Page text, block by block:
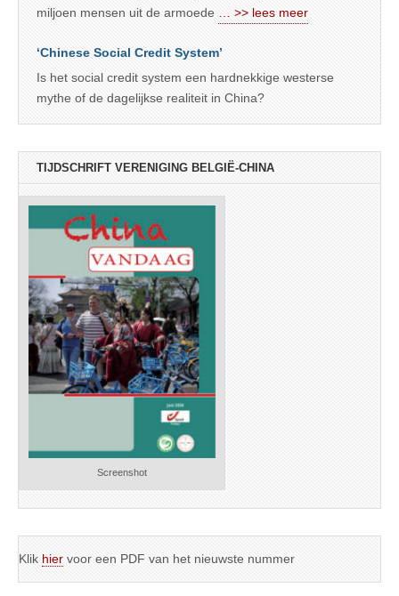
miljoen mensen uit de armoede
… >> lees meer
‘Chinese Social Credit System’
Is het social credit system een hardnekkige westerse
mythe of de dagelijkse realiteit in China?
TIJDSCHRIFT VERENIGING BELGIË-CHINA
Screenshot
Klik hier voor een PDF van het nieuwste nummer